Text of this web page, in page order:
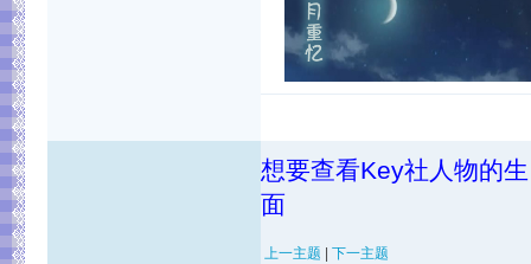
想要查看Key社人物的
面
上一主题 下一主题